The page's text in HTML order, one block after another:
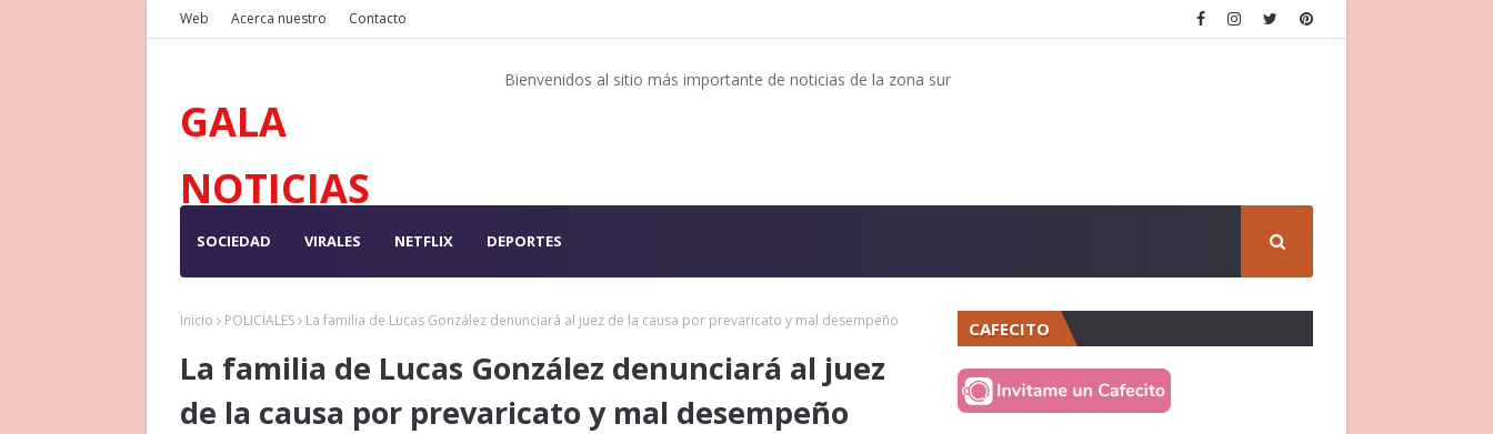
Web Acerca nuestro Contacto
GALA
NOTICIAS
Bienvenidos al sitio más importante de noticias de la zona sur
SOCIEDAD VIRALES NETFLIX DEPORTES
Inicio POLICIALES La familia de Lucas González denunciará al juez de la causa por prevaricato y mal desempeño
La familia de Lucas González denunciará al juez
de la causa por prevaricato y mal desempeño
CAFECITO